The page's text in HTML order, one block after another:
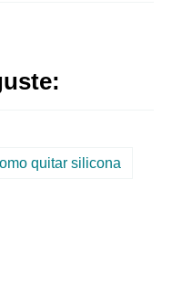
quitar silicona